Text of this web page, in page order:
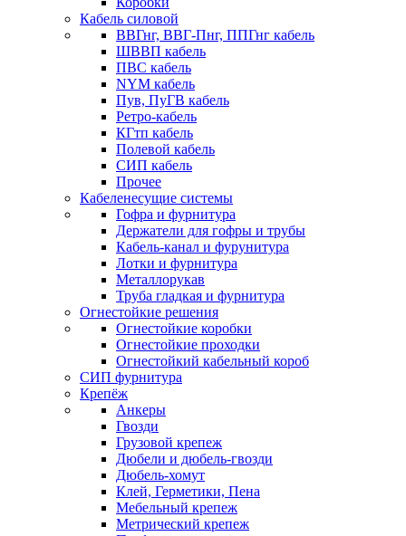
Кабель силовой
ВВГнг, ВВГ-Пнг, ППГнг кабель
ШВВП кабель
ПВС кабель
NYM кабель
Пув, ПуГВ кабель
Ретро-кабель
КГтп кабель
Полевой кабель
СИП кабель
Прочее
Кабеленесущие системы
Гофра и фурнитура
Держатели для гофры и трубы
Кабель-канал и фурунитура
Лотки и фурнитура
Металлорукав
Труба гладкая и фурнитура
Огнестойкие решения
Огнестойкие коробки
Огнестойкие проходки
Огнестойкий кабельный короб
СИП фурнитура
Крепёж
Анкеры
Гвозди
Грузовой крепеж
Дюбели и дюбель-гвозди
Дюбель-хомут
Клей, Герметики, Пена
Мебельный крепеж
Метрический крепеж